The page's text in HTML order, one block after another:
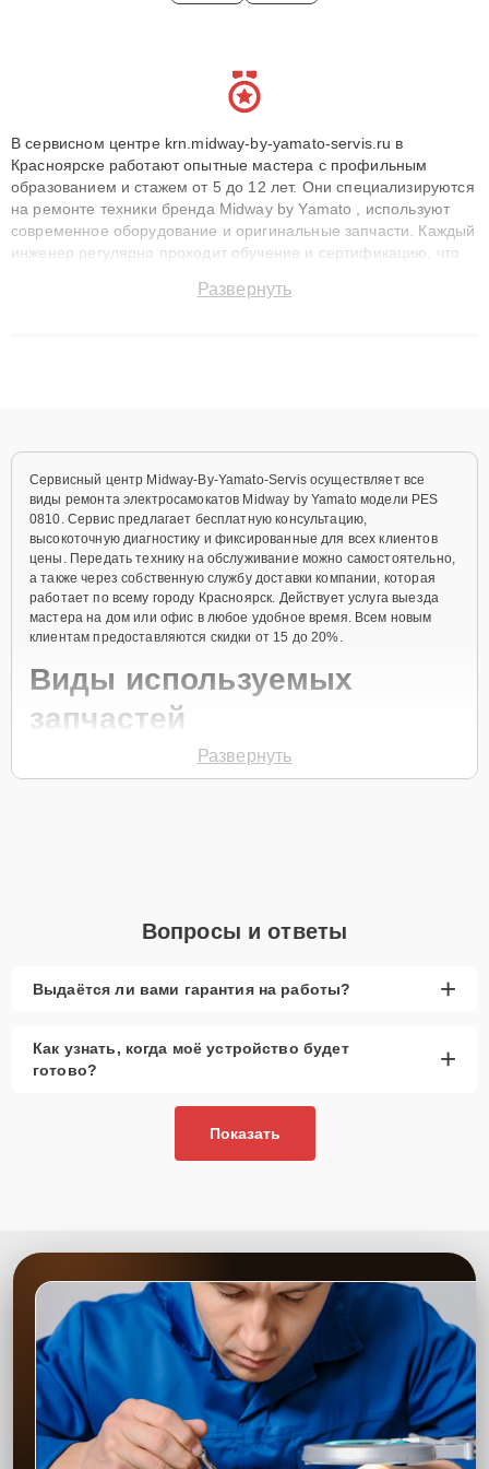
В сервисном центре krn.midway-by-yamato-servis.ru в
Красноярске работают опытные мастера с профильным
образованием и стажем от 5 до 12 лет. Они специализируются
на ремонте техники бренда Midway by Yamato , используют
современное оборудование и оригинальные запчасти. Каждый
инженер регулярно проходит обучение и сертификацию, что
восстанавливать технику с сохранением гарантии до 3 лет.
Развернуть
Сервисный центр Midway-By-Yamato-Servis осуществляет все
виды ремонта электросамокатов Midway by Yamato модели PES
0810. Сервис предлагает бесплатную консультацию,
высокоточную диагностику и фиксированные для всех клиентов
цены. Передать технику на обслуживание можно самостоятельно,
а также через собственную службу доставки компании, которая
работает по всему городу Красноярск. Действует услуга выезда
мастера на дом или офис в любое удобное время. Всем новым
клиентам предоставляются скидки от 15 до 20%.
Виды используемых
запчастей
Для ремонта электросамоката модели PES 0810 предлагаются как
активное использование устройства дольше
запчастей.
рассмотреть вариант с использованием
качественного аналога брендовой детали.
высококачественные запчасти, будь это 100% оригинал, или
надежные аналоги проверенных и зарекомендовавших себя
Позвонить по телефону горячей линии или
запросить обратный звонок через Форму заявки
для быстрого уточнения деталей.
Привезти устройство в ближайший центр или
передать аппарат курьеру службы доставки,
дождаться результатов диагностики и принять
решение.
Развернуть
Вопросы и ответы
Выдаётся ли вами гарантия на работы? +
Как узнать, когда моё устройство будет
готово?
+
Показать